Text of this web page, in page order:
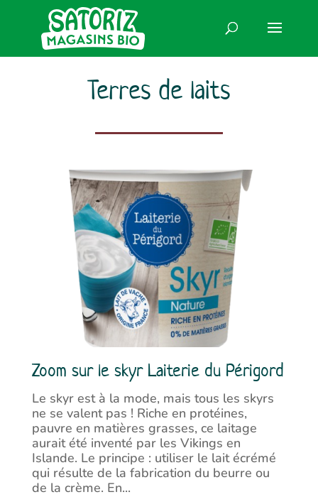
Terres de laits
Zoom sur le skyr Laiterie du Périgord
Le skyr est à la mode, mais tous les skyrs
ne se valent pas ! Riche en protéines,
pauvre en matières grasses, ce laitage
aurait été inventé par les Vikings en
Islande. Le principe : utiliser le lait écrémé
qui résulte de la fabrication du beurre ou
de la crème. En...